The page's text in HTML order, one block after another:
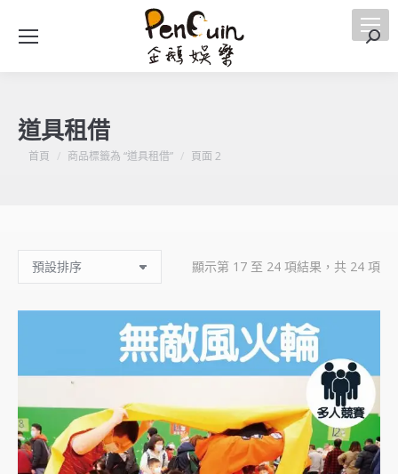
搜
道具租借
您在這裡：
首頁 商品標籤為 “道具租借” 頁面 2
顯示第 17 至 24 項結果，共 24 項